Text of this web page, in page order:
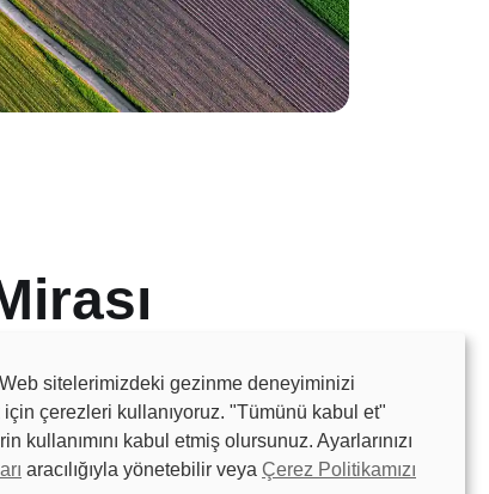
sitelerimizdeki gezinme deneyiminizi
çerezleri kullanıyoruz. "Tümünü kabul et"
kullanımını kabul etmiş olursunuz. Ayarlarınızı
aracılığıyla yönetebilir veya Çerez Politikamızı